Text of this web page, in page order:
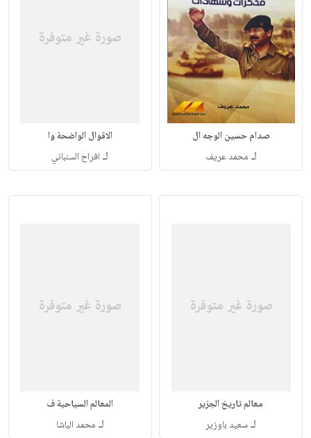
صدام حسين الوجه ال
لـ محمد عريف
الاقوال الواضحة وا
لـ افراح السنباني
معالم تاريخ الجزير
لـسعيد باوزير
المعالم السياحية ف
لـ محمد الباشا